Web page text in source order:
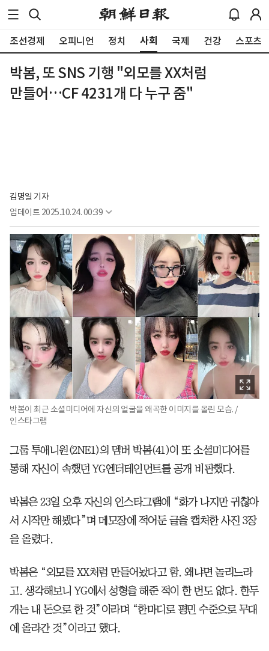
조선경제 오피니언 정치 사회 국제 건강 스포츠
박봄, 또 SNS 기행 "외모를 XX처럼
만들어…CF 4231개 다 누구 줌"
김명일 기자
업데이트 2025.10.24. 00:39
박봄이 최근 소셜미디어에 자신의 얼굴을 왜곡한 이미지를 올린 모습. /
인스타그램
그룹 투애니원(2NE1)의 멤버 박봄(41)이 또 소셜미디어를
통해 자신이 속했던 YG엔터테인먼트를 공개 비판했다.
박봄은 23일 오후 자신의 인스타그램에 “화가 나지만 귀찮아
서 시작만 해봤다”며 메모장에 적어둔 글을 캡처한 사진 3장
을 올렸다.
박봄은 “외모를 XX처럼 만들어놨다고 함. 왜냐면 놀리느라
고. 생각해보니 YG에서 성형을 해준 적이 한 번도 없다. 한두
개는 내 돈으로 한 것”이라며 “한마디로 평민 수준으로 무대
에 올라간 것”이라고 했다.